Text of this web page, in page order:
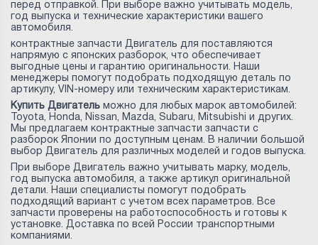
перед отправкой. При выборе важно учитывать модель,
год выпуска и технические характеристики вашего
автомобиля.
контрактные запчасти Двигатель для
поставляются
напрямую с японских разборок, что обеспечивает
выгодные цены и гарантию оригинальности. Наши
менеджеры помогут подобрать подходящую деталь по
артикулу, VIN-номеру или техническим характеристикам.
Купить Двигатель можно для любых марок автомобилей:
Toyota, Honda, Nissan, Mazda, Subaru, Mitsubishi и других.
Мы предлагаем контрактные запчасти запчасти с
разборок Японии по доступным ценам. В наличии большой
выбор Двигатель для различных моделей и годов выпуска.
При выборе Двигатель важно учитывать марку, модель,
год выпуска автомобиля, а также артикул оригинальной
детали. Наши специалисты помогут подобрать
подходящий вариант с учетом всех параметров. Все
запчасти проверены на работоспособность и готовы к
установке. Доставка по всей России транспортными
компаниями.